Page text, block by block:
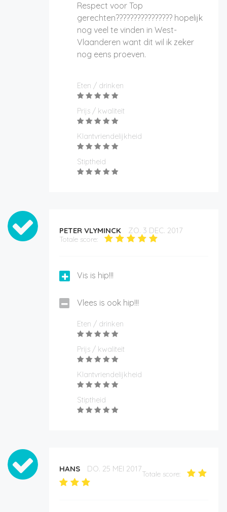
Respect voor Top
gerechten???????????????? hopelijk
nog veel te vinden in West-
Vlaanderen want dit wil ik zeker
nog eens proeven.
Eten / drinken
Prijs / kwaliteit
Klantvriendelijkheid
Stiptheid
PETER VLYMINCK ZO. 3 DEC. 2017
Totale score:
Vis is hip!!!
Vlees is ook hip!!!
Eten / drinken
Prijs / kwaliteit
Klantvriendelijkheid
Stiptheid
HANS DO. 25 MEI 2017
Totale score: